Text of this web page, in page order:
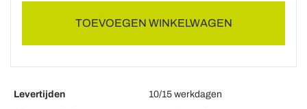
TOEVOEGEN WINKELWAGEN
Levertijden
10/15 werkdagen